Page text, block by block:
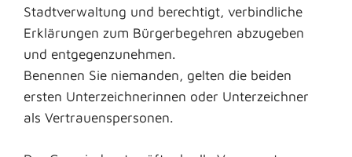
Stadtverwaltung und berechtigt, verbindliche
Erklärungen zum Bürgerbegehren abzugeben
und entgegenzunehmen.
Benennen Sie niemanden, gelten die beiden
ersten Unterzeichnerinnen oder Unterzeichner
als Vertrauenspersonen.